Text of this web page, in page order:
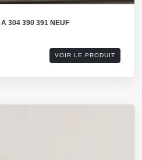
304 390 391 NEUF
VOIR LE PRODUIT